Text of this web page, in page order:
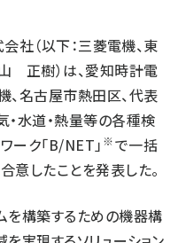
社（以下：三菱電機、東
正樹）は、愛知時計電
、名古屋市熱田区、代表
水道・熱量等の各種検
ーク「B/NET」 ※で一括
意したことを発表した。
を構築するための機器構